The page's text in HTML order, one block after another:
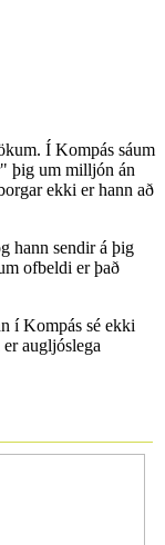
Í Kompás sáum
þig um milljón án
ekki er hann að
hann sendir á þig
ofbeldi er það
í Kompás sé ekki
augljóslega